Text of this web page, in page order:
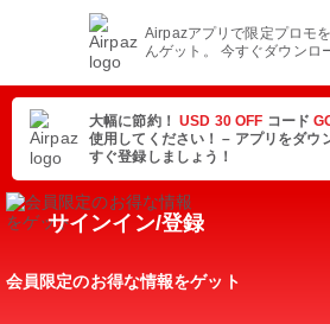
Airpazアプリで限定プロモ
んゲット。 今すぐダウンロ
大幅に節約！ USD 30 OFF コード
使用してください！ – アプリをダウ
すぐ登録しましょう！
サインイン/登録
会員限定のお得な情報をゲット